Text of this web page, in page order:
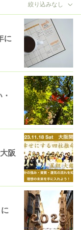
絞り込みなし
に
阪